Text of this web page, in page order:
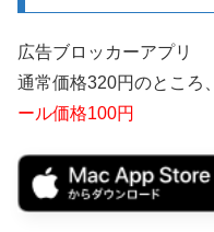
広告ブロッカーアプリ
通常価格320円のところ、
ール価格100円